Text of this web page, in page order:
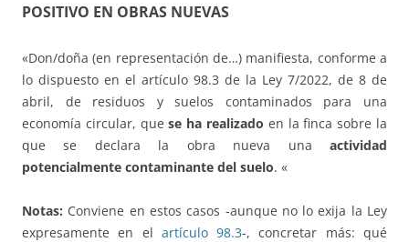
POSITIVO EN OBRAS NUEVAS
«Don/doña (en representación de…) manifiesta, conforme a
lo dispuesto en el artículo 98.3 de la Ley 7/2022, de 8 de
abril, de residuos y suelos contaminados para una
economía circular, quese ha realizado en la finca sobre la
que se declara la obra nueva una actividad
potencialmente contaminante del suelo. «
Notas: Conviene en estos casos -aunque no lo exija la Ley
expresamente en el artículo 98.3-, concretar más: qué